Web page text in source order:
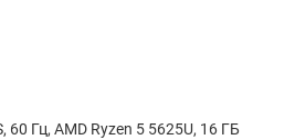
60 Гц, AMD Ryzen 5 5625U, 16 ГБ